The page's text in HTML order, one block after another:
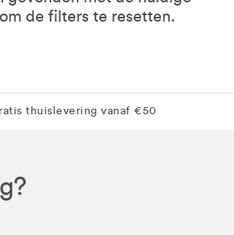
om de filters te resetten.
thuislevering vanaf €50